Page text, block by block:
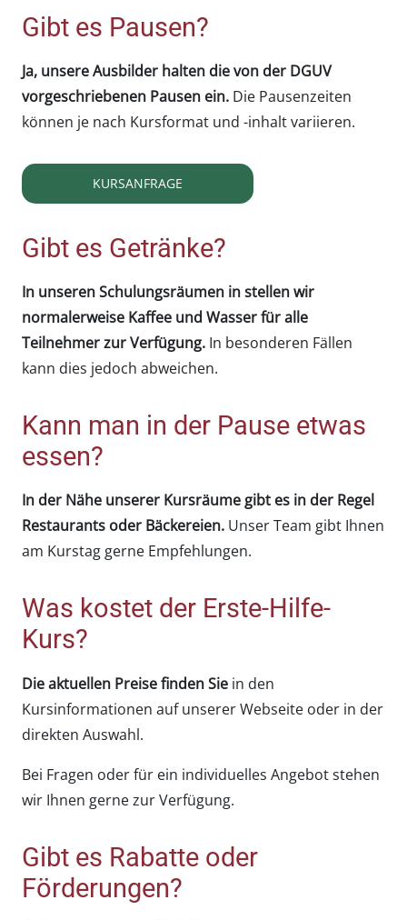
Gibt es Pausen?
Ja, unsere Ausbilder halten die von der DGUV
vorgeschriebenen Pausen ein. Die Pausenzeiten
können je nach Kursformat und -inhalt variieren.
KURSANFRAGE
Gibt es Getränke?
In unseren Schulungsräumen in stellen wir
normalerweise Kaffee und Wasser für alle
Teilnehmer zur Verfügung. In besonderen Fällen
kann dies jedoch abweichen.
Kann man in der Pause etwas
essen?
In der Nähe unserer Kursräume gibt es in der Regel
Restaurants oder Bäckereien. Unser Team gibt Ihnen
am Kurstag gerne Empfehlungen.
Was kostet der Erste-Hilfe-
Kurs?
Die aktuellen Preise finden Sie in den
Kursinformationen auf unserer Webseite oder in der
direkten Auswahl.
Bei Fragen oder für ein individuelles Angebot stehen
wir Ihnen gerne zur Verfügung.
Gibt es Rabatte oder
Förderungen?